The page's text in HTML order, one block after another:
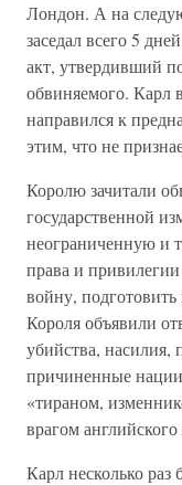
Лондон. А на
заседал всего 5
акт, утвердивший
обвиняемого. Карл
направился к
этим, что не
Королю зачитали
государственной
неограниченную и
права и
войну,
Короля объявили
убийства,
причиненные
«тираном,
врагом
Карл несколько раз